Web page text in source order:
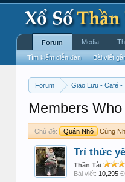
Forum Giao Lưu - Café -
Members
Chủ đề: Quán Nhỏ Cùng
Trí thức
Thần Tài
Bài viết: 10,295
Forum
Tìm kiếm diễn đàn Bài viết
Media